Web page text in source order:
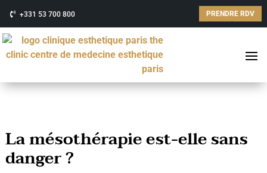
+331 53 700 800 PRENDRE RDV
La mésothérapie est-elle sans
danger ?